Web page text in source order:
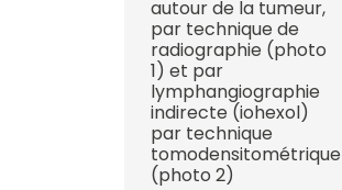
autour de la tumeur,
par technique de
radiographie (photo
1) et par
lymphangiographie
indirecte (iohexol)
par technique
tomodensitométrique
(photo 2)